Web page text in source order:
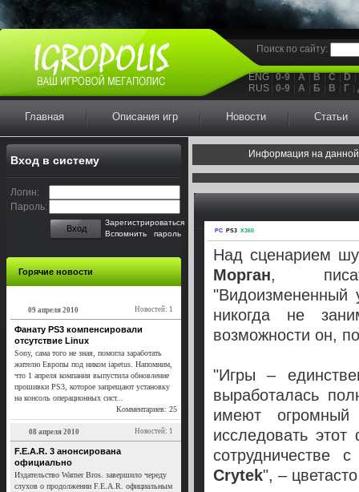
Поиск по сайту:
ENG 0-9 A B C
D
RUS 0-9 А Б В Г
Главная Описания игр Новости Статьи
Вход в систему
Логин:
Пароль:
Вход
Зарегистрироваться
Вспомнить пароль
Горячие новости
Новостей: 1
09 апреля 2010
Фанату PS3 компенсировали
отсутствие Linux
Sony, сама того не зная, помогла заработать
жителю Европы под ником iapetus. Напомним,
что 1 апреля компания выпустила обновление
прошивки PS3, которое запрещают установку
на консоль операционных сист...
Комментариев: 25
Новостей: 1
08 апреля 2010
F.E.A.R. 3 анонсирована
официально
Издательство Warner Bros. завершило череду
слухов о продолжении F.E.A.R. официальным
Информация на
PC PS3 X360
Над сценарием
Морган,
"Видоизмененный
никогда не
возможности он,
"Игры –
выработалась
имеют
исследовать
сотрудничестве
Crytek", –